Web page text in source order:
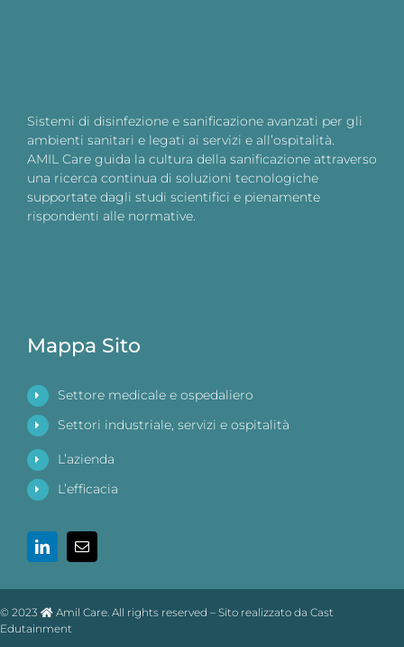
Sistemi di disinfezione e sanificazione avanzati per gli
ambienti sanitari e legati ai servizi e all’ospitalità.
AMIL Care guida la cultura della sanificazione attraverso
una ricerca continua di soluzioni tecnologiche
supportate dagli studi scientifici e pienamente
rispondenti alle normative.
Mappa Sito
Settore medicale e ospedaliero
Settori industriale, servizi e ospitalità
L’azienda
L’efficacia
© 2023
Amil Care. All rights reserved – Sito realizzato da Cast
Edutainment